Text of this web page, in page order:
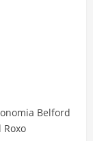
Belford
Roxo